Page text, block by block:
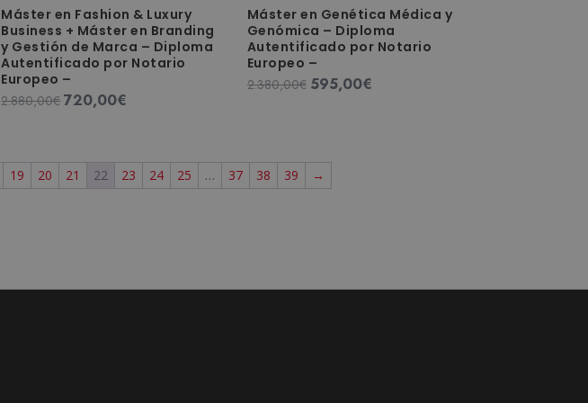
Máster en Fashion & Luxury
Business + Máster en Branding
y Gestión de Marca – Diploma
Autentificado por Notario
Europeo –
2.880,00€El
era:
2.880,00€.
720,00€
es:
720,00€.
Máster en Genética Médica y
Genómica – Diploma
Autentificado por Notario
Europeo –
2.380,00€ El
2.380,00€.
595,00€El
19 20 21 22 23 24 25 … 37 38 39 →